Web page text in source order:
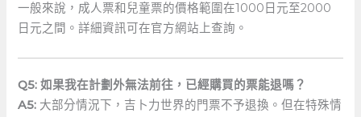
一般來說，成人票和兒童票的價格範圍在1000日元至2000
日元之間。詳細資訊可在官方網站上查詢。
Q5: 如果我在計劃外無法前往，已經購買的票能退嗎？
A5: 大部分情況下，吉卜力世界的門票不予退換。但在特殊情